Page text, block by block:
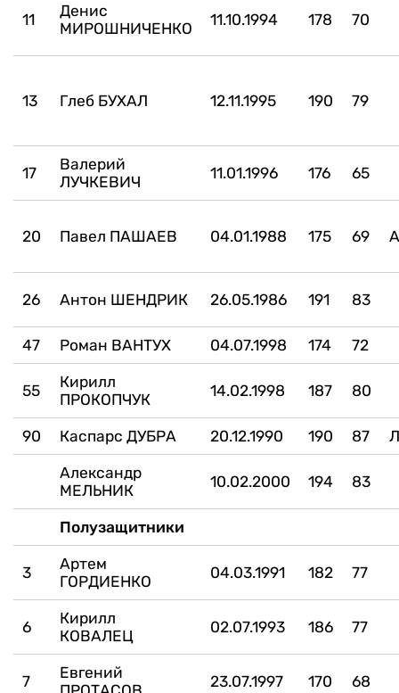
11
Денис
МИРОШНИЧЕНКО
11.10.1994 178 70
13 Глеб БУХАЛ 12.11.1995 190 79
17
Валерий
ЛУЧКЕВИЧ
11.01.1996 176 65
20 Павел ПАШАЕВ 04.01.1988 175 69
26 Антон ШЕНДРИК 26.05.1986 191 83
47 Роман ВАНТУХ 04.07.1998 174 72
55
Кирилл
ПРОКОПЧУК
14.02.1998 187 80
90 Каспарс ДУБРА 20.12.1990 190 87
Александр
МЕЛЬНИК
10.02.2000 194 83
Полузащитники
3
Артем
ГОРДИЕНКО
04.03.1991 182 77
6
Кирилл
КОВАЛЕЦ
02.07.1993 186 77
7
Евгений
23.07.1997 170 68